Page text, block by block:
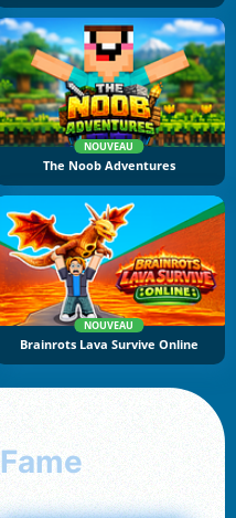
NOUVEAU
The Noob Adventures
NOUVEAU
Brainrots Lava Survive Online
Fame